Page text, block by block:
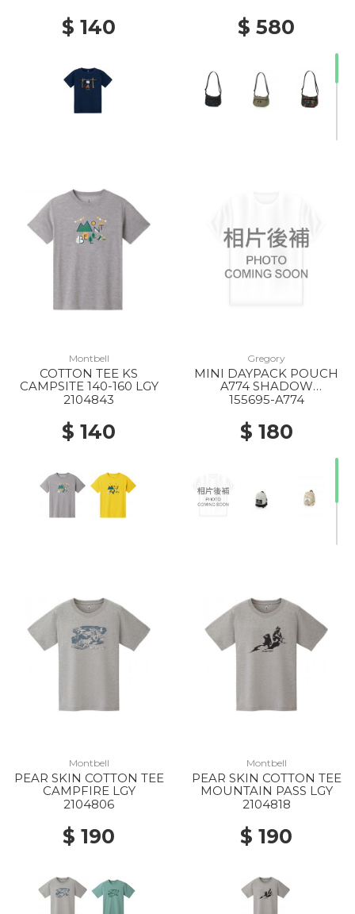
$ 140 $ 580
Montbell
COTTON TEE KS
CAMPSITE 140-160 LGY
2104843
$ 140
Gregory
MINI DAYPACK POUCH
A774 SHADOW
TAPESTRY
155695-A774
$ 180
Montbell
PEAR SKIN COTTON TEE
CAMPFIRE LGY
2104806
$ 190
Montbell
PEAR SKIN COTTON TEE
MOUNTAIN PASS LGY
2104818
$ 190